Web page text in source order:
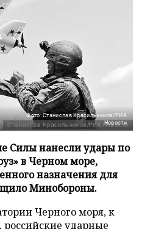
Фото: Станислав Красильников/РИА
Новости
Силы нанесли удары по
в Черном море,
назначения для
Минобороны.
Черного моря, к
российские ударные